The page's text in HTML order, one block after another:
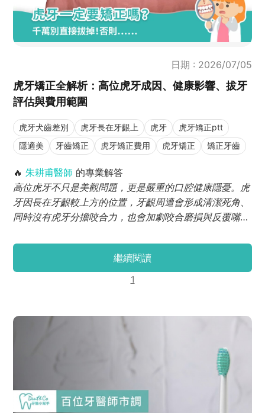
日期 : 2026/07/05
虎牙矯正全解析：高位虎牙成因、健康影響、拔牙
評估與費用範圍
虎牙犬齒差別 虎牙長在牙齦上 虎牙
虎牙矯正ptt
隱適美
牙齒矯正 虎牙矯正費用 虎牙矯正 矯正牙齒
🔥 朱耕甫醫師 的專業解答
高位虎牙不只是美觀問題，更是嚴重的口腔健康隱憂。虎
牙因長在牙齦較上方的位置，牙齦周遭會形成清潔死角、
同時沒有虎牙分擔咬合力，也會加劇咬合磨損與反覆嘴
負撕裂食物與撐起微笑曲線的重要功能，所以臨床上基本
上不拔虎牙，而是改拔小臼齒或擴大牙弓的策略，在引導
虎牙長出。
繼續閱讀
1